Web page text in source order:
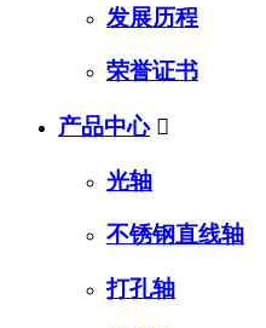
发展历程
荣誉证书
产品中心 
光轴
不锈钢直线轴
打孔轴